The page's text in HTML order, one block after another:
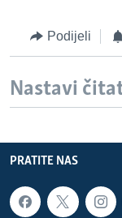
Jezici
Podijeli
Nastavi
PRATITE NAS